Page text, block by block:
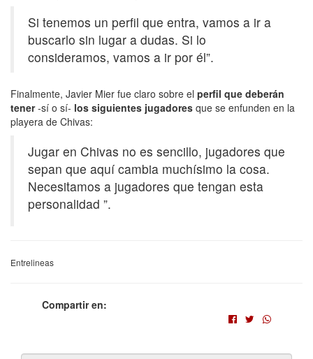
Si tenemos un perfil que entra, vamos a ir a
buscarlo sin lugar a dudas. Si lo
consideramos, vamos a ir por él”.
Finalmente, Javier Mier fue claro sobre el perfil que deberán
tener-sí o sí- los siguientes jugadores que se enfunden en la
playera de Chivas:
Jugar en Chivas no es sencillo, jugadores que
sepan que aquí cambia muchísimo la cosa.
Necesitamos a jugadores que tengan esta
personalidad ”.
Entrelineas
Compartir en: